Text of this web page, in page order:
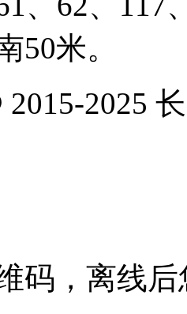
50米。
2015-2025
码，离线